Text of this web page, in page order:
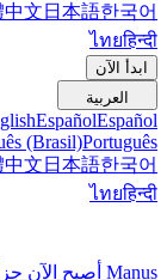
中文 日本語한국어
ไทยहिन्दी
ابدأ الآن
العربية
EspañolEspañol
(Brasil)Português
中文 日本語한국어
ไทยहिन्दी